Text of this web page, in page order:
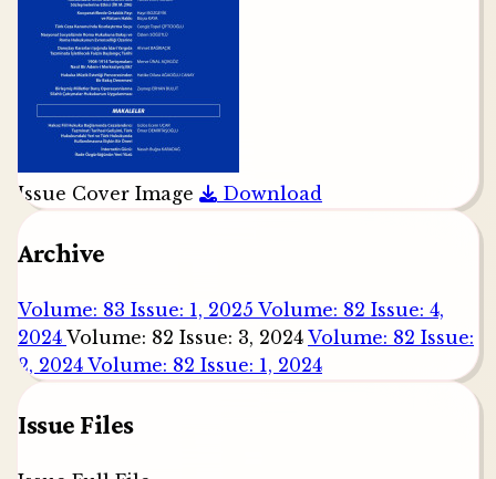
Issue Cover Image Download
Archive
Volume: 83 Issue: 1, 2025 Volume: 82 Issue: 4,
2024 Volume: 82 Issue: 3, 2024 Volume: 82 Issue:
2, 2024 Volume: 82 Issue: 1, 2024
Issue Files